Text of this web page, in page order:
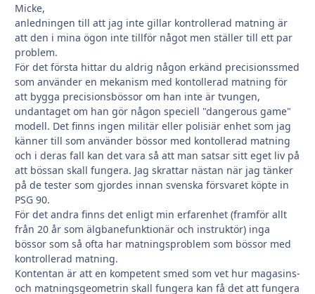
Micke,
anledningen till att jag inte gillar kontrollerad matning är
att den i mina ögon inte tillför något men ställer till ett par
problem.
För det första hittar du aldrig någon erkänd precisionssmed
som använder en mekanism med kontollerad matning för
att bygga precisionsbössor om han inte är tvungen,
undantaget om han gör någon speciell "dangerous game"
modell. Det finns ingen militär eller polisiär enhet som jag
känner till som använder bössor med kontollerad matning
och i deras fall kan det vara så att man satsar sitt eget liv på
att bössan skall fungera. Jag skrattar nästan när jag tänker
på de tester som gjordes innan svenska försvaret köpte in
PSG 90.
För det andra finns det enligt min erfarenhet (framför allt
från 20 år som älgbanefunktionär och instruktör) inga
bössor som så ofta har matningsproblem som bössor med
kontrollerad matning.
Kontentan är att en kompetent smed som vet hur magasins-
och matningsgeometrin skall fungera kan få det att fungera